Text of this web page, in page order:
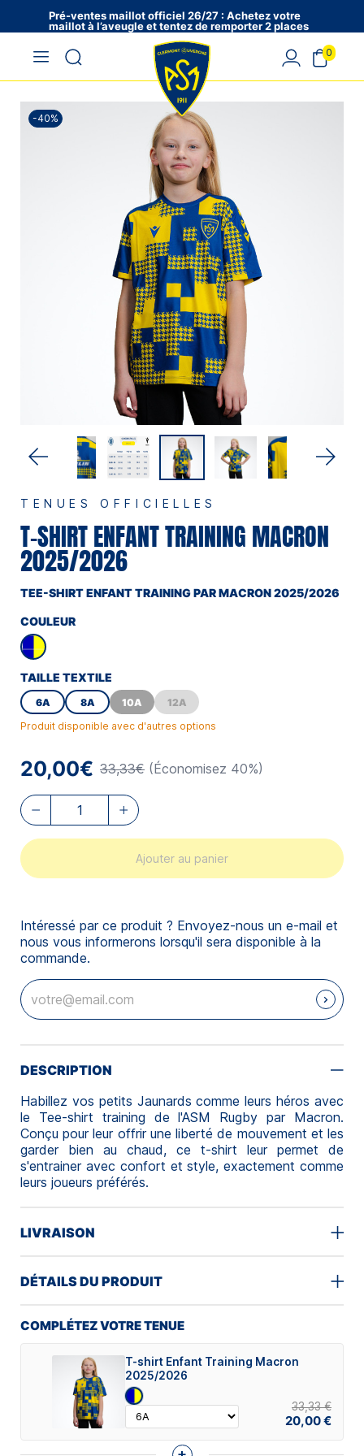
Pré-ventes maillot officiel 26/27 : Achetez votre
maillot à l’aveugle et tentez de remporter 2 places
en VIP !
-40%
TENUES OFFICIELLES
T-SHIRT ENFANT TRAINING MACRON
2025/2026
TEE-SHIRT ENFANT TRAINING PAR MACRON 2025/2026
COULEUR
TAILLE TEXTILE
6A 8A 10A
12A
Produit disponible avec d'autres options
20,00€ 33,33€ (Économisez 40%)
Ajouter au panier
Intéressé par ce produit ? Envoyez-nous un e-mail et
nous vous informerons lorsqu'il sera disponible à la
commande.
DESCRIPTION
Habillez vos petits Jaunards comme leurs héros avec
le Tee-shirt training de l'ASM Rugby par Macron.
Conçu pour leur offrir une liberté de mouvement et les
garder bien au chaud, ce t-shirt leur permet de
s'entrainer avec confort et style, exactement comme
leurs joueurs préférés.
LIVRAISON
DÉTAILS DU PRODUIT
COMPLÉTEZ VOTRE TENUE
T-shirt Enfant Training Macron
2025/2026
33,33 €
20,00 €
0